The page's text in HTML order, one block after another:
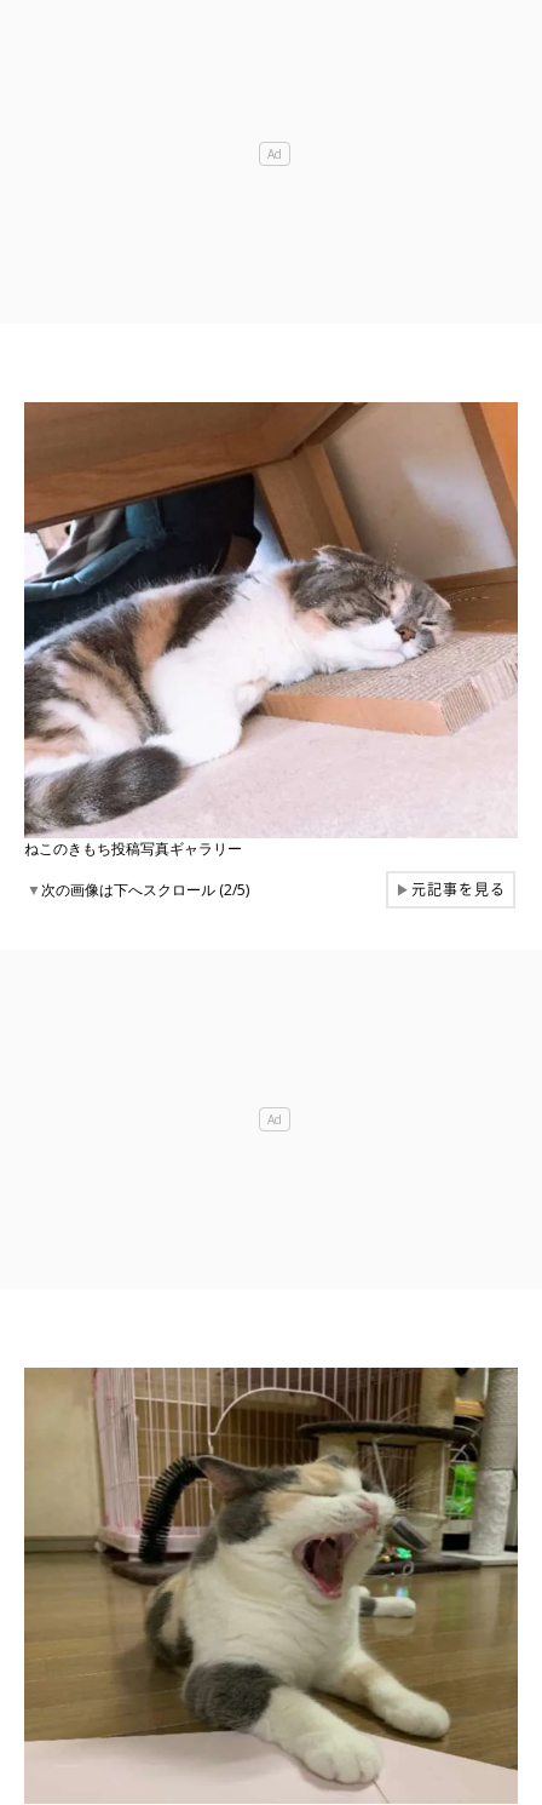
ねこのきもち投稿写真ギャラリー
▼次の画像は下へスクロール (2/5) ▶元記事を見る